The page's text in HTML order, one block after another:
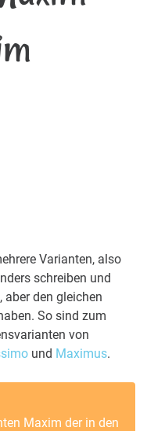
Varianten, also
schreiben und
aber den gleichen
So sind zum
von
und Maximus.
Maxim der in den